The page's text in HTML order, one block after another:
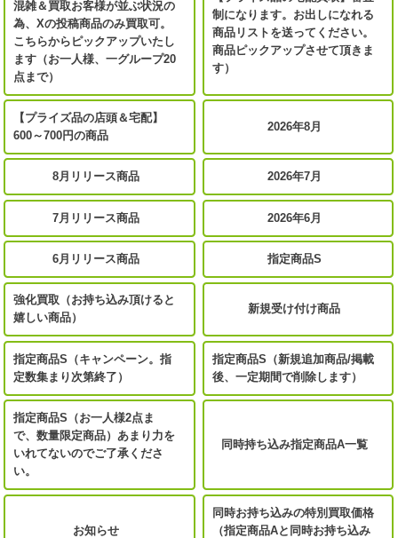
混雑＆買取お客様が並ぶ状況の
為、Xの投稿商品のみ買取可。
こちらからピックアップいたし
ます（お一人様、一グループ20
点まで）
制になります。お出しになれる
商品リストを送ってください。
商品ピックアップさせて頂きま
す）
【プライズ品の店頭＆宅配】
600～700円の商品
2026年8月
8月リリース商品 2026年7月
7月リリース商品 2026年6月
6月リリース商品 指定商品S
強化買取（お持ち込み頂けると
嬉しい商品）
新規受け付け商品
指定商品S（キャンペーン。指
定数集まり次第終了）
指定商品S（新規追加商品/掲載
後、一定期間で削除します）
指定商品S（お一人様2点ま
で、数量限定商品）あまり力を
いれてないのでご了承くださ
い。
同時持ち込み指定商品A一覧
お知らせ
同時お持ち込みの特別買取価格
（指定商品Aと同時お持ち込み